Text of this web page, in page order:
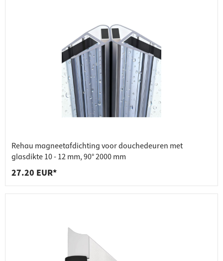
Rehau magneetafdichting voor douchedeuren met
glasdikte 10 - 12 mm, 90° 2000 mm
27.20 EUR*